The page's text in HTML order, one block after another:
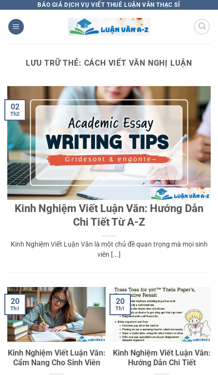
qua
nội
BÁO GIÁ DỊCH VỤ VIẾT THUÊ LUẬN VĂN THẠC SĨ
LƯU TRỮ THẺ: CÁCH VIẾT VĂN NGHỊ LUẬN
Kinh Nghiệm Viết Luận Văn: Hướng Dẫn
Chi Tiết Từ A-Z
Kinh Nghiệm Viết Luận Văn là một chủ đề quan trọng mà mọi sinh
viên [...]
02
Th2
Kinh Nghiệm Viết Luận Văn:
Cẩm Nang Cho Sinh Viên
20
Th1
Kinh Nghiệm Viết Luận Văn:
Hướng Dẫn Chi Tiết
20
Th1